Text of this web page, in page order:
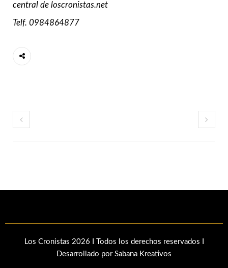
central de loscronistas.net
Telf. 0984864877
Los Cronistas 2026 I Todos los derechos reservados I
Desarrollado por Sabana Kreativos